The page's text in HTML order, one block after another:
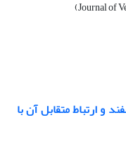
و ارتباط متقابل آن با